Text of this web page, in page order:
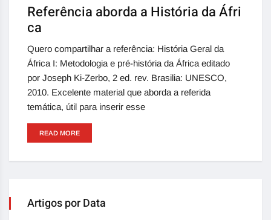
Referência aborda a História da Áfri
ca
Quero compartilhar a referência: História Geral da
África I: Metodologia e pré-história da África editado
por Joseph Ki-Zerbo, 2 ed. rev. Brasilia: UNESCO,
2010. Excelente material que aborda a referida
temática, útil para inserir esse
READ MORE
Artigos por Data